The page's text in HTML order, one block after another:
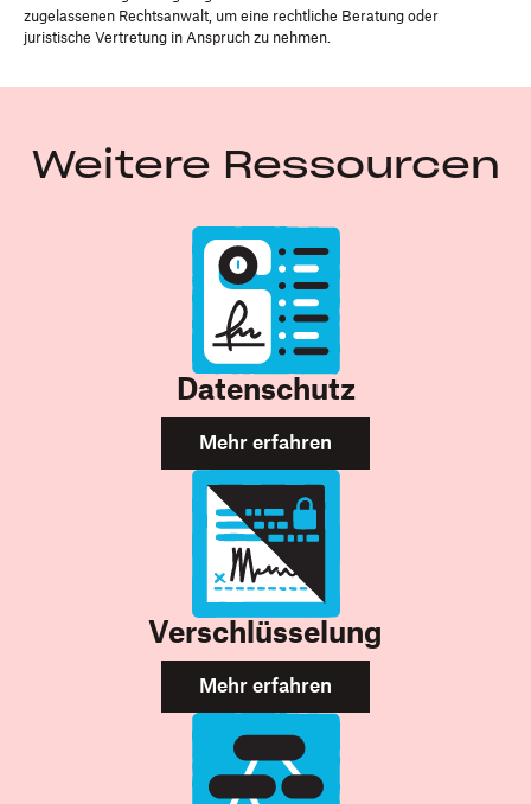
zugelassenen Rechtsanwalt, um eine rechtliche Beratung oder
juristische Vertretung in Anspruch zu nehmen.
Weitere Ressourcen
Datenschutz
Mehr erfahren
Verschlüsselung
Mehr erfahren